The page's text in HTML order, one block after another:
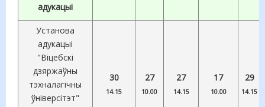
адукацыі
Установа
адукацыі
"Віцебскі
дзяржаўны
тэхналагічны
ўніверсітэт"
30
14.15
27
10.00
27
14.15
17
10.00
29
14.15